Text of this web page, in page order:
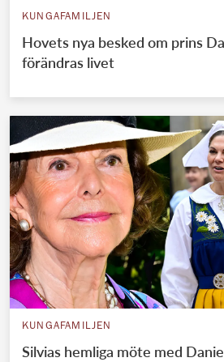
KUNGAFAMILJEN
Hovets nya besked om prins
förändras livet
KUNGAFAMILJEN
Silvias hemliga möte med